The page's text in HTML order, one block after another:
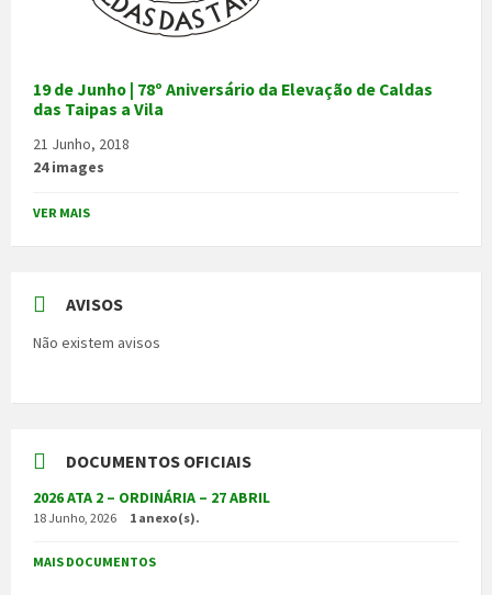
19 de Junho | 78º Aniversário da Elevação de Caldas
das Taipas a Vila
21 Junho, 2018
24 images
VER MAIS
AVISOS
Não existem avisos
DOCUMENTOS OFICIAIS
2026 ATA 2 – ORDINÁRIA – 27 ABRIL
18 Junho, 2026 1 anexo(s).
MAIS DOCUMENTOS